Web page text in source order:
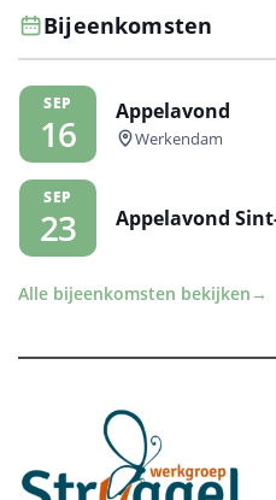
Bijeenkomsten
SEP
16
Appelavond
Werkendam
SEP
23 Appelavond
Alle bijeenkomsten bekijken →